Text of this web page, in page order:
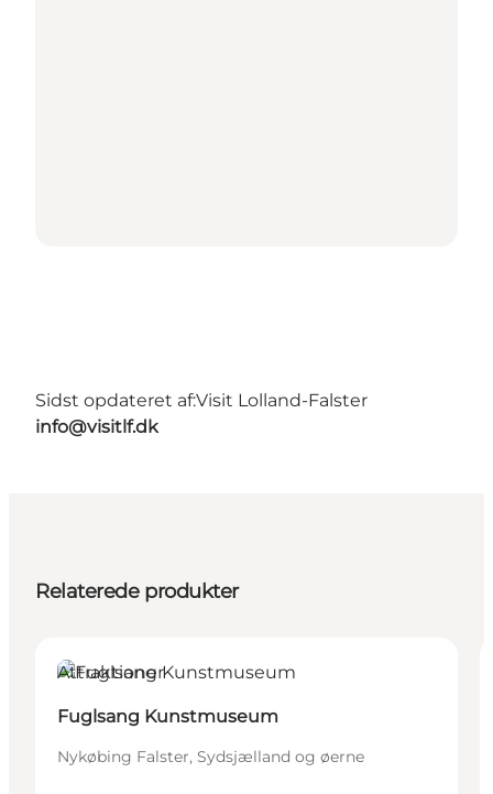
Sidst opdateret af:Visit Lolland-Falster
info@visitlf.dk
Relaterede produkter
Attraktioner
Fuglsang Kunstmuseum
Nykøbing Falster, Sydsjælland og øerne